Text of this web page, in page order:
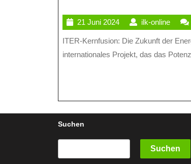
Der
Die
21 Juni 202421
Juni
2024
ilk-onlineilk-
online
ITER-Kernfusion: Die Zukunft der Energieerzeugung Die ITER-Kernfusion ist ein wegweisendes
internationales Projekt, das das
Suchen
Suchen